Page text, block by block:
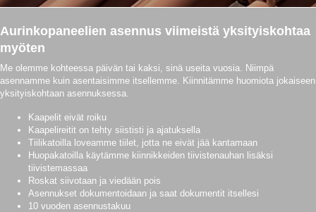
Aurinkopaneelien asennus viimeistä yksityiskohtaa
myöten
Me olemme kohteessa päivän tai kaksi, sinä useita vuosia. Niimpä
asennamme kuin asentaisimme itsellemme. Kiinnitämme huomiota jokaiseen
yksityiskohtaan asennuksessa.
Kaapelit eivät roiku
Kaapelireitit on tehty siististi ja ajatuksella
Tiilikatoilla loveamme tiilet, jotta ne eivät jää kantamaan
Huopakatoilla käytämme kiinnikkeiden tiivistenauhan lisäksi
tiivistemassaa
Roskat siivotaan ja viedään pois
Asennukset dokumentoidaan ja saat dokumentit itsellesi
10 vuoden asennustakuu